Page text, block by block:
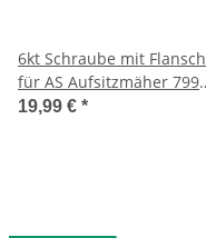
6kt Schraube mit Flansch
für AS Aufsitzmäher 799
Rider
19,99 € *